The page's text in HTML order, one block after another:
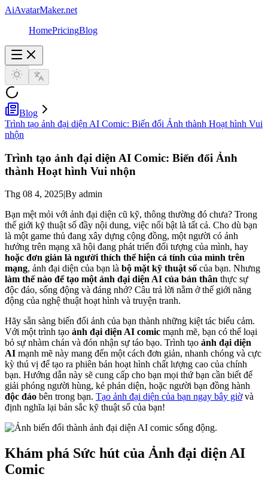
AiAvatarMaker.net
HomePricingBlog
Blog
Trình tạo ảnh đại diện AI Comic: Biến đổi Ảnh thành Hoạt hình Vui
nhộn
Trình tạo ảnh đại diện AI Comic: Biến đổi Ảnh
thành Hoạt hình Vui nhộn
Thg 08 4, 2025|By admin
Bạn mệt mỏi với ảnh đại diện cũ kỹ, thông thường đó chưa? Trong
thế giới kỹ thuật số đầy nội dung, việc nổi bật là tất cả. Cho dù bạn
là một game thủ đang xây dựng cộng đồng, một người có ảnh
hưởng trên mạng xã hội đang phát triển đối tượng của mình, hay
hoặc đơn giản là người thích thể hiện cá tính của mình trên
mạng, ảnh đại diện của bạn là bộ mặt kỹ thuật số của bạn. Nhưng
làm thế nào để tạo một ảnh đại diện AI của bản thân thực sự
độc đáo, sống động và đáng nhớ? Câu trả lời nằm ở thế giới năng
động của nghệ thuật hoạt hình và truyện tranh.
Hãy sẵn sàng biến đổi ảnh của bạn thành những kiệt tác biểu cảm.
Với một trình tạo ảnh đại diện AI comic mạnh mẽ, bạn có thể loại
bỏ sự nhàm chán và đón nhận sự táo bạo. Trình tạo ảnh đại diện
AI mạnh mẽ này mang đến một cách đơn giản, nhanh chóng và cực
kỳ thú vị để tạo ra phiên bản hoạt hình chất lượng cao của chính
bạn. Hướng dẫn này sẽ cung cấp cho bạn mọi thứ bạn cần biết để
giải phóng người hùng, kẻ phản diện, hoặc người bạn đồng hành
độc đáo bên trong bạn. Tạo ảnh đại diện của bạn ngay bây giờvà
định nghĩa lại bản sắc kỹ thuật số của bạn!
Khám phá Sức hút của Ảnh đại diện AI
Comic